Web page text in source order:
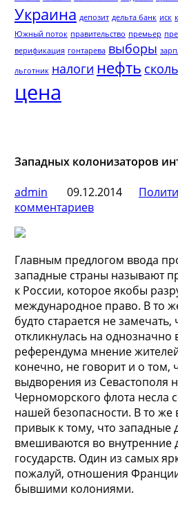
Украина депозит дельта банк иск
Южный поток правительство премьер
верификация гонтарева выборы
льготник налоги нефть
цена
Западных колонизаторов
admin
09.12.2014
комментариев
Главным предлогом ввода
западные страны называют
к России, которое якобы
международное право. В то
будто старается не
откликнулась на
референдума мнение
конечно, не говорит и о том,
выдворения из Севастополя
Черноморского флота несла
нашей безопасности. В то
привык к тому, что западные
вмешиваются во внутренние
государств. Один из самых
пожалуй, отношения
бывшими колониями.